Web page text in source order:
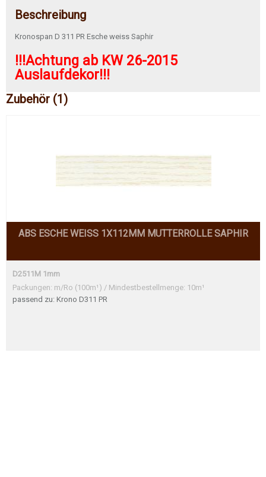
Zubehör (1)
ABS ESCHE WEISS 1X112MM MUTTERROLLE SAPHIR
D2511M 1mm
Packungen: m/Ro (100m¹) / Mindestbestellmenge: 10m¹
passend zu: Krono D311 PR
Beschreibung
Kronospan D 311 PR Esche weiss Saphir
!!!Achtung ab KW 26-2015
Auslaufdekor!!!